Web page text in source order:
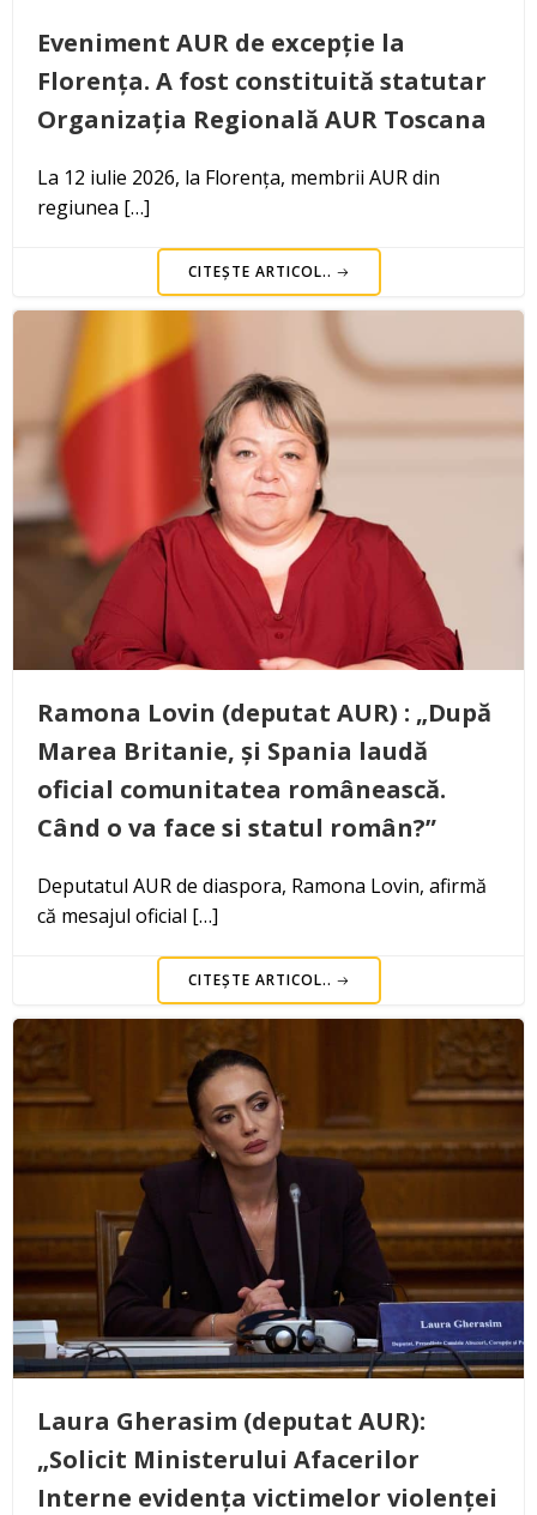
Eveniment AUR de excepție la
Florența. A fost constituită statutar
Organizația Regională AUR Toscana
La 12 iulie 2026, la Florența, membrii AUR din
regiunea […]
CITEȘTE ARTICOL..
Ramona Lovin (deputat AUR) : „După
Marea Britanie, și Spania laudă
oficial comunitatea românească.
Când o va face si statul român?”
Deputatul AUR de diaspora, Ramona Lovin, afirmă
că mesajul oficial […]
CITEȘTE ARTICOL..
Laura Gherasim (deputat AUR):
„Solicit Ministerului Afacerilor
Interne evidența victimelor violenței